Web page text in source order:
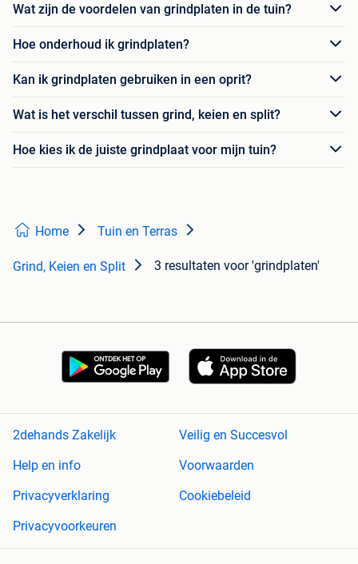
Wat zijn de voordelen van grindplaten in de tuin?
Hoe onderhoud ik grindplaten?
Kan ik grindplaten gebruiken in een oprit?
Wat is het verschil tussen grind, keien en split?
Hoe kies ik de juiste grindplaat voor mijn tuin?
Home Tuin en Terras
Grind, Keien en Split 3 resultaten voor 'grindplaten'
2dehands Zakelijk
Veilig en Succesvol
Help en info
Voorwaarden
Privacyverklaring
Cookiebeleid
Privacyvoorkeuren